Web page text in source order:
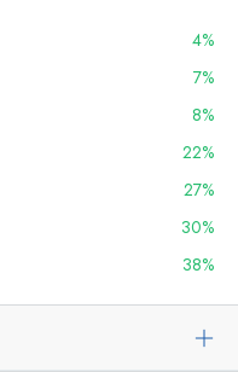
4%
7%
8%
22%
27%
30%
38%